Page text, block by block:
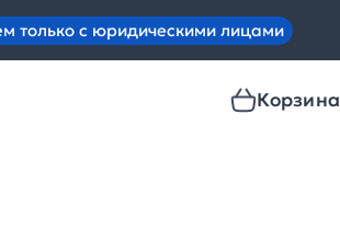
только с юридическими лицами
Корзина